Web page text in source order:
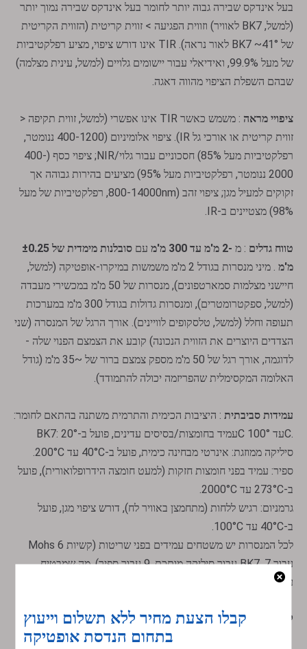
בעל אינדקס שבירה גבוה יותר לחומר בעל אינדקס שבירה נמוך יותר
(למשל, BK7 לאוויר) וזווית הפגיעה > זווית קריטית (הזווית הקריטית
של BK7 ~41° לאור נראה). TIR אינו דורש ציפוי, מציע רפלקטיביות
של מעל 99.9%, ואידיאלי עבור יישומים גלויים (למשל, עינית מצלמה)
שבהם השפלת הציפוי מהווה דאגה.
ציפויי מראה
: משמש כאשר TIR אינו אפשרי (למשל, זווית תקיפה <
זווית קריטית או אורכי גל IR). ציפוי אלומיניום (400-1200 ננומטר,
רפלקטיביות מעל 85%) חסכוניים עבור גלוי/NIR; ציפוי כסף (400-
2000 ננומטר, רפלקטיביות מעל 95%) מציעים בהירות גבוהה אך
זקוקים למעיל מגן; ציפוי זהב (800-14000nm, רפלקטיביות של מעל
98%) מצטיינים ב-IR.
טווח גדלים : מ -2 מ'מ עד 300 מ'מ עם
סובלנות מימדית של ±0.25
מ'מ
. מיני מנסרות בגודל 2 מ'מ משמשות במיקרו-אופטיקה (למשל,
חיישני מצלמות סמארטפונים), מנסרות של 50 מ'מ במכשירי מעבדה
(למשל, ספקטרומטרים), ומנסרות גדולות בגודל 300 מ'מ במערכות
תעופה וחלל (למשל, טלסקופים לוויינים). אורך הרגל של המנסרה (שני
הצדדים היוצרים את הזווית הנכונה) קובע את הצמצם הפנוי שלה -
לדוגמה, אורך רגל של 50 מ'מ מספק צמצם ברור של ~35 מ'מ (גודל
האלומה המקסימלית שהפריזמה יכולה להתמודד).
עמידות סביבתית : היציבות הכימית והתרמית משתנה בהתאם לחומר:
BK7: עמיד בחומצות/בסיסים עדינים, פועל ב-20°C עד 100°C.
סיליקה ממוזגת: אינרטי מבחינה כימית, פועל ב-40°C עד 200°C.
ספיר: עמיד בפני חומצות חזקות (למעט חומצה הידרופלואורית), פועל
ב-273°C עד 2000°C.
גרמניום: רגיש ללחות (מתחמצן באוויר לח), דורש ציפוי מגן, פועל
ב-40°C עד 100°C.
לכל המנסרות יש משטחים עמידים בפני שריטות (קשיות Mohs 6
עבור BK7, 7 עבור סיליקה מותכת, 9 עבור ספיר), מה שמבטיח
עמידות בשימוש תכוף.
יישומים